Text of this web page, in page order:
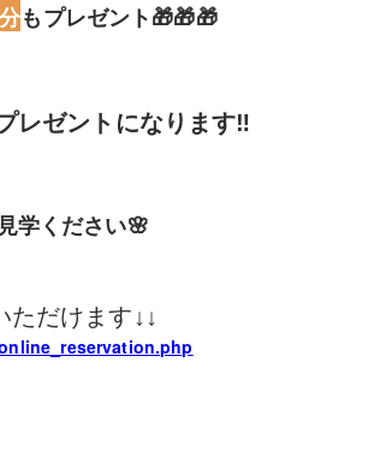
もプレゼント🎁🎁🎁
レゼントになります‼️
学ください🌸
ただけます↓↓